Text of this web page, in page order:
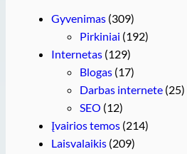
Gyvenimas (309)
Pirkiniai (192)
Internetas (129)
Blogas (17)
Darbas internete (25)
SEO (12)
Įvairios temos (214)
Laisvalaikis (209)